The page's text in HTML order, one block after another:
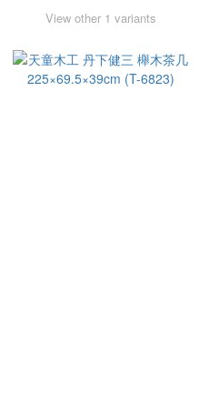
View other 1 variants